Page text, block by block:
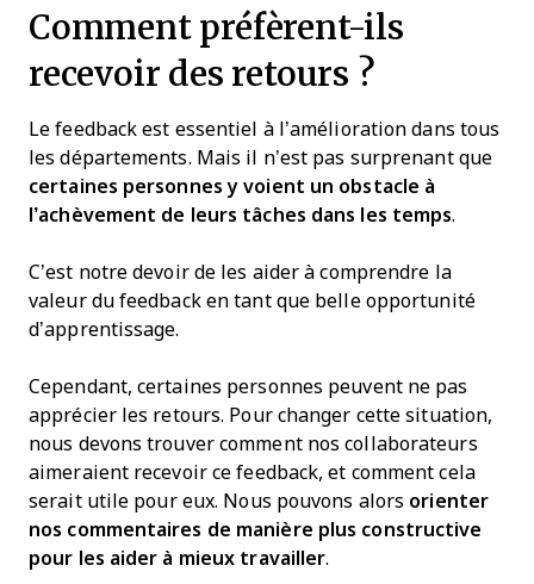
Comment préfèrent-ils
recevoir des retours ?
Le feedback est essentiel à l’amélioration dans tous
les départements. Mais il n’est pas surprenant que
certaines personnes y voient un obstacle à
l’achèvement de leurs tâches dans les temps.
C’est notre devoir de les aider à comprendre la
valeur du feedback en tant que belle opportunité
d’apprentissage.
Cependant, certaines personnes peuvent ne pas
apprécier les retours. Pour changer cette situation,
nous devons trouver comment nos collaborateurs
aimeraient recevoir ce feedback, et comment cela
serait utile pour eux. Nous pouvons alors orienter
nos commentaires de manière plus constructive
pour les aider à mieux travailler.